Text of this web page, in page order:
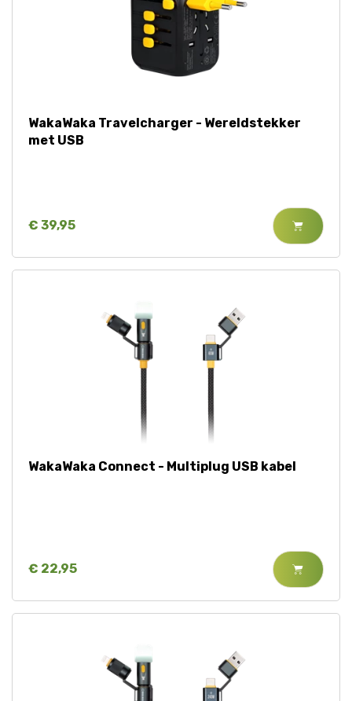
WakaWaka Travelcharger - Wereldstekker
met USB
€ 39,95
WakaWaka Connect - Multiplug USB kabel
€ 22,95